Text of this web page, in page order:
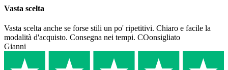
Vasta scelta
Vasta scelta anche se forse stili un po' ripetitivi. Chiaro e facile la
modalità d'acquisto. Consegna nei tempi. COonsigliato
Gianni